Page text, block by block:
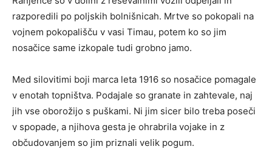
razporedili po poljskih bolnišnicah. Mrtve so pokopali na
vojnem pokopališču v vasi Timau, potem ko so jim
nosačice same izkopale tudi grobno jamo.
Med silovitimi boji marca leta 1916 so nosačice pomagale
v enotah topništva. Podajale so granate in zahtevale, naj
jih vse oborožijo s puškami. Ni jim sicer bilo treba poseči
v spopade, a njihova gesta je ohrabrila vojake in z
občudovanjem so jim priznali velik pogum.